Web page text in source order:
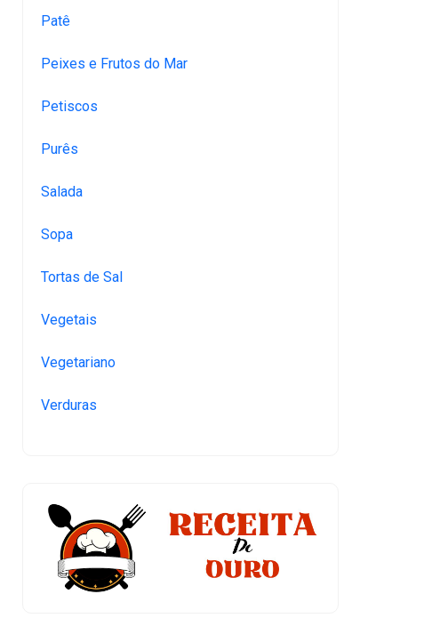
Patê
Peixes e Frutos do Mar
Petiscos
Purês
Salada
Sopa
Tortas de Sal
Vegetais
Vegetariano
Verduras